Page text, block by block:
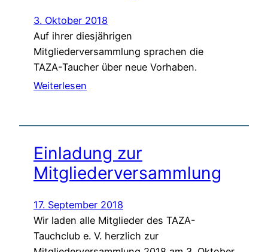
3. Oktober 2018
Auf ihrer diesjährigen
Mitgliederversammlung sprachen die
TAZA-Taucher über neue Vorhaben.
Weiterlesen
Einladung zur
Mitgliederversammlung
17. September 2018
Wir laden alle Mitglieder des TAZA-
Tauchclub e. V. herzlich zur